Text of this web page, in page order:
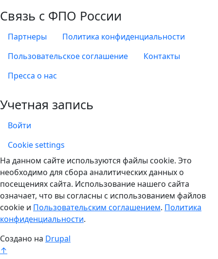
Связь с ФПО России
Партнеры
Политика конфиденциальности
Пользовательское соглашение
Контакты
Пресса о нас
Учетная запись
Войти
Учетная запись
Cookie settings
На данном сайте используются файлы cookie. Это
необходимо для сбора аналитических данных о
посещениях сайта. Использование нашего сайта
означает, что вы согласны с использованием файлов
cookie и Пользовательским соглашением. Политика
конфиденциальности.
Создано на Drupal
↑